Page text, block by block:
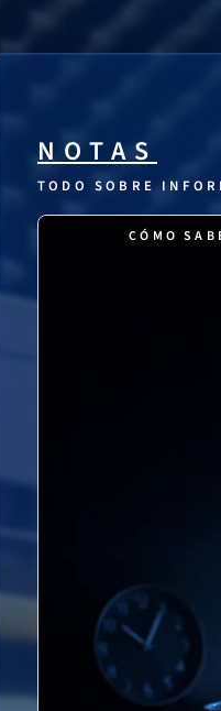
NOTAS
TODO SOBRE
CÓMO